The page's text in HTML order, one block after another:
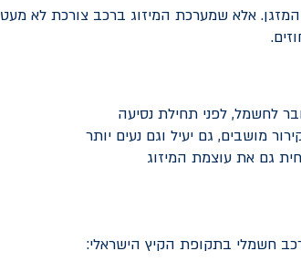
אלא שמערכת המיזוג ברכב צורכת לא מעט
לחשמל, לפני תחילת נסיעה
מושבים, גם יעיל וגם נעים יותר
גם את עוצמת המיזוג
חשמלי בתקופת הקיץ הישראלי: